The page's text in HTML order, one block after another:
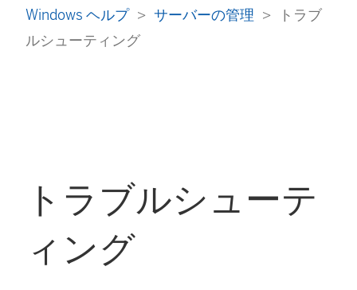
Windows ヘルプ
サーバーの管理
トラブ
ルシューティング
トラブルシューテ
ィング